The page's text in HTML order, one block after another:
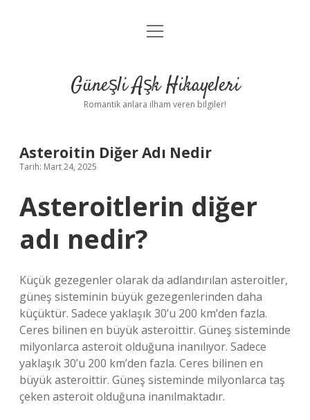
Anasayfa
Yasal Uyarı
menüyü
Güneşli Aşk Hikayeleri
Romantik anlara ilham veren bilgiler!
Asteroitin Diğer Adı Nedir
Tarih: Mart 24, 2025
Asteroitlerin diğer
adı nedir?
Küçük gezegenler olarak da adlandırılan asteroitler,
güneş sisteminin büyük gezegenlerinden daha
küçüktür. Sadece yaklaşık 30’u 200 km’den fazla.
Ceres bilinen en büyük asteroittir. Güneş sisteminde
milyonlarca asteroit olduğuna inanılıyor. Sadece
yaklaşık 30’u 200 km’den fazla. Ceres bilinen en
büyük asteroittir. Güneş sisteminde milyonlarca taş
çeken asteroit olduğuna inanılmaktadır.